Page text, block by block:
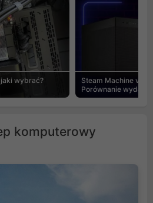
wybrać?
Steam Machine vs
Porównanie
komputerowy